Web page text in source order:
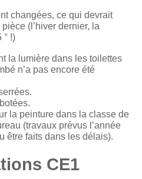
changées, ce qui devrait
(l’hiver dernier, la
° !)
la lumière dans les toilettes
n’a pas encore été
la peinture dans la classe de
(travaux prévus l’année
être faits dans les délais).
CE1